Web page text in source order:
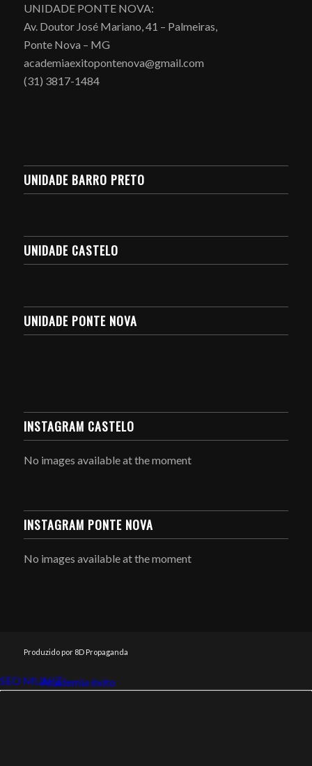
UNIDADE PONTE NOVA:
Av. Doutor José Mariano, 41 – Palmeiras,
Ponte Nova – MG
academiaexitopontenova@gmail.com
(31) 3817-1484
UNIDADE BARRO PRETO
UNIDADE CASTELO
UNIDADE PONTE NOVA
INSTAGRAM CASTELO
No images available at the moment
INSTAGRAM PONTE NOVA
No images available at the moment
Produzido por 8D Propaganda
SEO MUNIZ
Link112Academia êxito